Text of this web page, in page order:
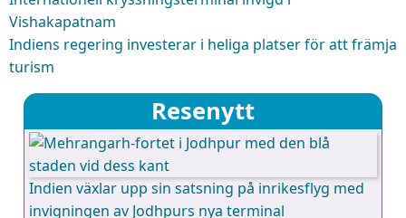
Vishakapatnam
Indiens regering investerar i heliga platser för att främja
turism
Resenytt
Indien växlar upp sin satsning på inrikesflyg med
invigningen av Jodhpurs nya terminal